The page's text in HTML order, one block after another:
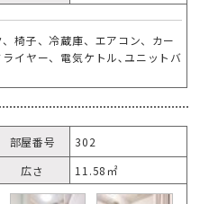
椅子、冷蔵庫、エアコン、カー
イヤー、電気ケトル､ユニットバ
部屋番号
302
広さ 11.58㎡